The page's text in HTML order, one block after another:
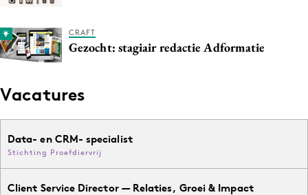
CRAFT
Gezocht: stagiair redactie Adformatie
Vacatures
Data- en CRM- specialist
Stichting Proefdiervrij
Client Service Director — Relaties, Groei & Impact